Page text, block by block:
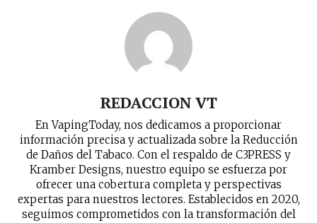
REDACCION VT
En VapingToday, nos dedicamos a proporcionar
información precisa y actualizada sobre la Reducción
de Daños del Tabaco. Con el respaldo de C3PRESS y
Kramber Designs, nuestro equipo se esfuerza por
ofrecer una cobertura completa y perspectivas
expertas para nuestros lectores. Establecidos en 2020,
seguimos comprometidos con la transformación del